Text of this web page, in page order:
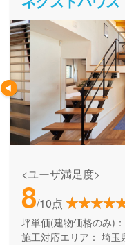
<ユーザ満足度>
8/10点
坪単価(建物価格のみ)：
施工対応エリア： 埼玉